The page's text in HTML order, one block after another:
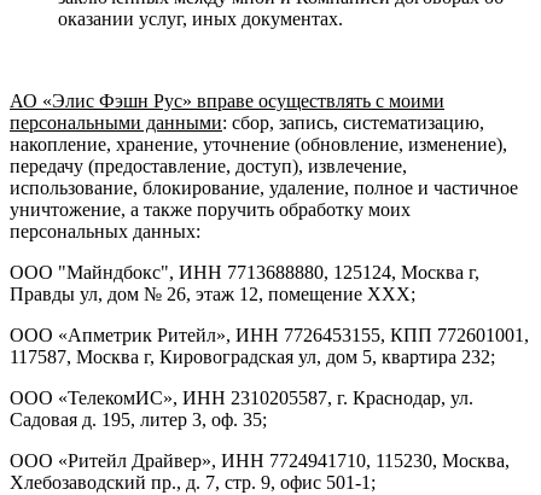
оказании услуг, иных документах.
АО «Элис Фэшн Рус» вправе осуществлять с моими
персональными данными: сбор, запись, систематизацию,
накопление, хранение, уточнение (обновление, изменение),
передачу (предоставление, доступ), извлечение,
использование, блокирование, удаление, полное и частичное
уничтожение, а также поручить обработку моих
персональных данных:
ООО "Майндбокс", ИНН 7713688880, 125124, Москва г,
Правды ул, дом № 26, этаж 12, помещение ХХХ;
ООО «Апметрик Ритейл», ИНН 7726453155, КПП 772601001,
117587, Москва г, Кировоградская ул, дом 5, квартира 232;
ООО «ТелекомИС», ИНН 2310205587, г. Краснодар, ул.
Садовая д. 195, литер 3, оф. 35;
ООО «Ритейл Драйвер», ИНН 7724941710, 115230, Москва,
Хлебозаводский пр., д. 7, стр. 9, офис 501-1;